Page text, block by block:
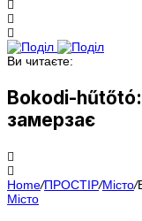
Ви читаєте:
Bokodi-
замерзає
Home/ПРОСТІР/Місто/
Місто